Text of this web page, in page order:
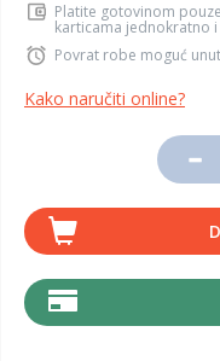
Platite gotovinom
karticama jednokratno
Povrat robe moguć
Kako naručiti online?